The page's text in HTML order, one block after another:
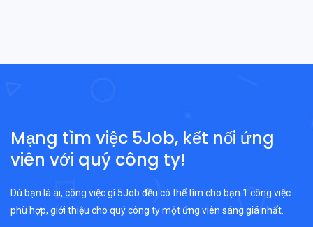
Mạng tìm việc 5Job, kết nối ứng
viên với quý công ty!
Dù bạn là ai, công việc gì 5Job đều có thể tìm cho bạn 1 công việc
phù hợp, giới thiệu cho quý công ty một ứng viên sáng giá nhất.